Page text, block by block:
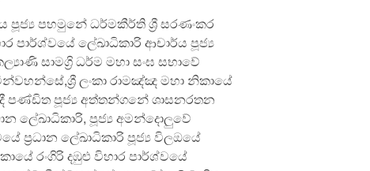
පූජ්‍ය පහමුනේ ධර්මකීර්ති ශ්‍රී සරණංකර
පාර්ශ්වයේ ලේඛාධිකාරි ආචාර්ය පූජ්‍ය
සාමග්‍රි ධර්ම මහා සංඝ සභාවේ
ලංකා රාමඤ්ඤ මහා නිකායේ
පණ්ඩිත පූජ්‍ය අත්තන්ගනේ ශාසනරතන
ලේඛාධිකාරි, පූජ්‍ය අමන්දොලුවේ
ප්‍රධාන ලේඛාධිකාරි පූජ්‍ය විලඔයේ
රංගිරි දඹුළු විහාර පාර්ශ්වයේ